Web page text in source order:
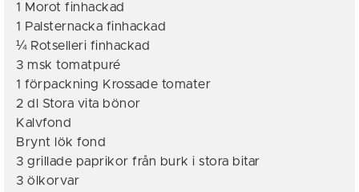
1 Morot finhackad
1 Palsternacka finhackad
¼ Rotselleri finhackad
3 msk tomatpuré
1 förpackning Krossade tomater
2 dl Stora vita bönor
Kalvfond
Brynt lök fond
3 grillade paprikor från burk i stora bitar
3 ölkorvar